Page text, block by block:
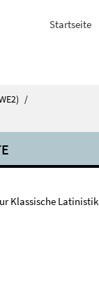
Startseite
/
Klassische Latinistik